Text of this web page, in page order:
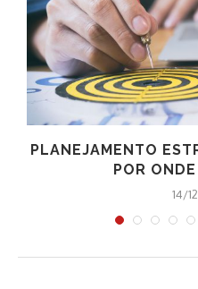
PLANEJAMENTO
POR
14/